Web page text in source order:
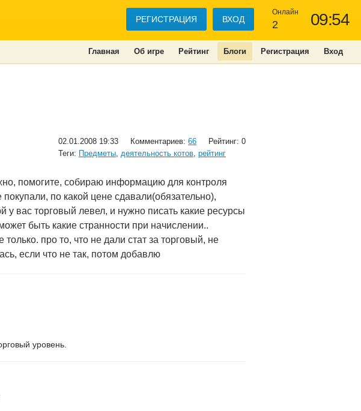
09:54
Онлайн
2
РЕГИСТРАЦИЯ ВХОД
Главная Об игре Рейтинг Блоги Регистрация Вход
02.01.2008 19:33 Комментариев: 66
Рейтинг: 0
Теги: Предметы, деятельность котов, рейтинг
собираю информацию для контроля
по какой цене сдавали(обязательно),
у вас торговый левел, и нужно писать какие ресурсы
быть какие странности при начислении..
про то, что не дали стат за торговый, не
если что не так, потом добавлю
уровень.